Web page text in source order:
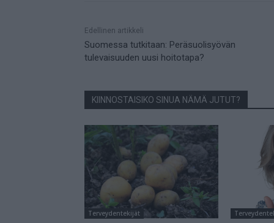
Mainos
Edellinen artikkeli
Suomessa tutkitaan: Peräsuolisyövän
tulevaisuuden uusi hoitotapa?
KIINNOSTAISIKO SINUA NÄMÄ JUTUT?
Terveydentekijät